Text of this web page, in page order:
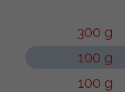
300 g
100 g
100 g